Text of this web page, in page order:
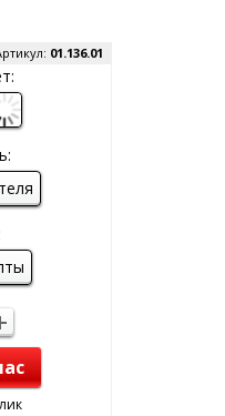
01.136.01